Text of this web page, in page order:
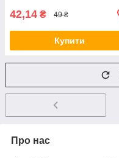
42,14 ₴ 49 ₴
Купити
Про нас